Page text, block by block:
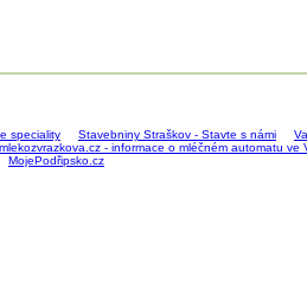
speciality Stavebniny Straškov - Stavte s námi
- informace o mléčném automatu
MojePodřipsko.cz